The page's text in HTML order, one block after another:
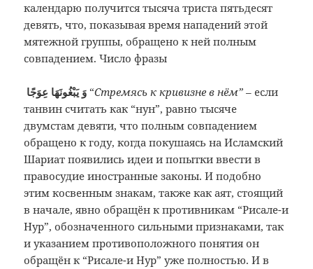
календарю получится тысяча триста пятьдесят
девять, что, показывая время нападений этой
мятежной группы, обращено к ней полным
совпадением. Число фразы
“Стремясь к кривизне в нём”– если
танвин считать как “нун”, равно тысяче
двумстам девяти, что полным совпадением
обращено к году, когда покушаясь на Исламский
Шариат появились идеи и попытки ввести в
правосудие иностранные законы. И подобно
этим косвенным знакам, также как аят, стоящий
в начале, явно обращён к противникам “Рисале-и
Нур”, обозначенного сильными признаками, так
и указанием противоположного понятия он
обращён к “Рисале-и Нур” уже полностью. И в